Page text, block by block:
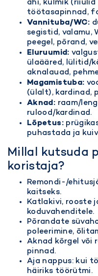
ahi, külmik
töötasapinnad,
Vannituba/WC:
segistid, valamu,
peegel, põrand,
Eluruumid:
ülaääred, lülitid/
aknalauad,
Magamistuba:
(ülalt), kardinad,
Aknad: raam/
rulood/kardinad.
Lõpetus:
puhastada ja
Millal kutsuda
koristaja?
Remondi-/
kaitseks.
Katlakivi, rooste
koduvahenditele.
Põrandate
poleerimine,
Aknad kõrgel või
pinnad.
Aja nappus: kui
häiriks töörütmi.